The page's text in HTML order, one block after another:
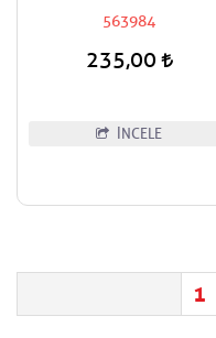
ET4 - LX - LX ie - LX 150 ie
Düz Ana Sehpa Takozu
563984
235,00
İNCELE
1